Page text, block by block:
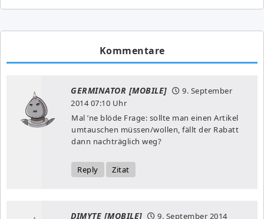
Kommentare
GERMINATOR [MOBILE]
9. September
201407:10 Uhr
Mal ’ne blöde Frage: sollte man einen Artikel
umtauschen müssen/wollen, fällt der Rabatt
dann nachträglich weg?
Reply Zitat
DIMYTE [MOBILE]
9. September 2014